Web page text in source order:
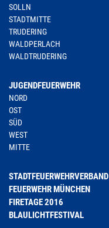
SOLLN
STADTMITTE
TRUDERING
WALDPERLACH
WALDTRUDERING
JUGENDFEUERWEHR
NORD
OST
SÜD
WEST
MITTE
STADTFEUERWEHRVERBAND
FEUERWEHR MÜNCHEN
FIRETAGE 2016
BLAULICHTFESTIVAL